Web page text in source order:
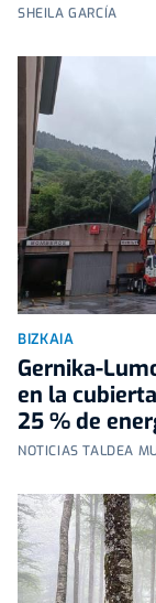
SHEILA GARCÍA
BIZKAIA
Gernika-
en la
25 % de
NOTICIAS TALDEA